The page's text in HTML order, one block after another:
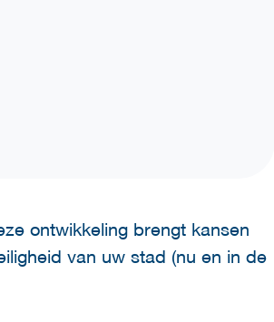
ontwikkeling brengt kansen
van uw stad (nu en in de